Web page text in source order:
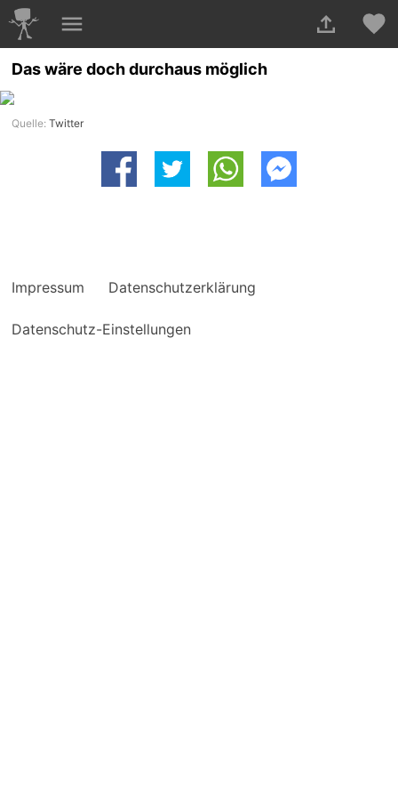
Das wäre doch durchaus möglich
Quelle:Twitter
Impressum Datenschutzerklärung
Datenschutz-Einstellungen